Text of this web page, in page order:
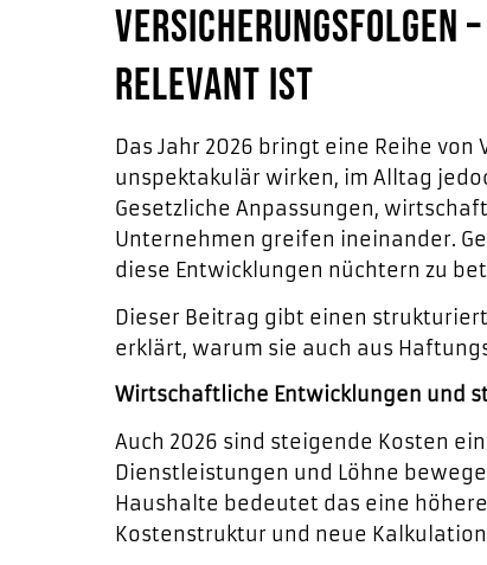
Versicherungsfolgen
relevant ist
Das Jahr 2026 bringt eine Reihe
unspektakulär wirken, im Alltag
Gesetzliche Anpassungen,
Unternehmen greifen ineinander.
diese Entwicklungen nüchtern zu
Dieser Beitrag gibt einen
erklärt, warum sie auch aus
Wirtschaftliche Entwicklungen und
Auch 2026 sind steigende Kosten
Dienstleistungen und Löhne
Haushalte bedeutet das eine
Kostenstruktur und neue